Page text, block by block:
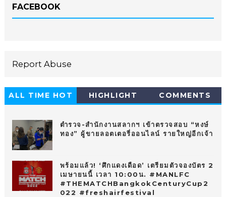
FACEBOOK
Report Abuse
ALL TIME HOT
HIGHLIGHT COMMENTS
ตำรวจ-สำนักงานสลากฯ เข้าตรวจสอบ “หงษ์
ทอง” ผู้ขายลอตเตอรี่ออนไลน์ รายใหญ่อีกเจ้า
พร้อมแล้ว! ‘ศึกแดงเดือด’ เตรียมตัวจองบัตร 2
เมษายนนี้ เวลา 10:00น. #MANLFC
#THEMATCHBangkokCenturyCup2
022 #freshairfestival